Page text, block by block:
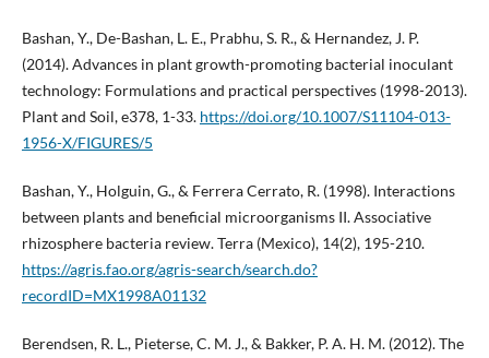
Bashan, Y., De-Bashan, L. E., Prabhu, S. R., & Hernandez, J. P.
(2014). Advances in plant growth-promoting bacterial inoculant
technology: Formulations and practical perspectives (1998-2013).
Plant and Soil, e378, 1-33. https://doi.org/10.1007/S11104-013-
1956-X/FIGURES/5
Bashan, Y., Holguin, G., & Ferrera Cerrato, R. (1998). Interactions
between plants and beneficial microorganisms II. Associative
rhizosphere bacteria review. Terra (Mexico), 14(2), 195-210.
https://agris.fao.org/agris-search/search.do?
recordID=MX1998A01132
Berendsen, R. L., Pieterse, C. M. J., & Bakker, P. A. H. M. (2012). The